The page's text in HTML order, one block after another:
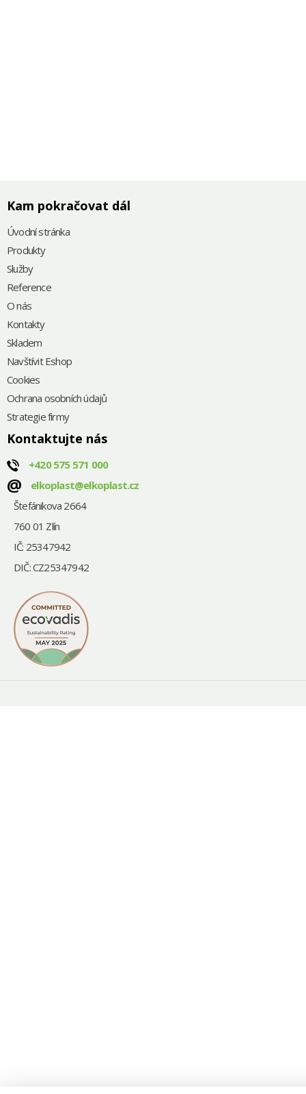
Kam pokračovat dál
Úvodní stránka
Produkty
Služby
Reference
O nás
Kontakty
Skladem
Navštívit Eshop
Cookies
Ochrana osobních údajů
Strategie firmy
Kontaktujte nás
+420575 571 000
@
elkoplast@elkoplast.cz
Štefánikova 2664
760 01 Zlín
IČ: 25347942
DIČ: CZ25347942